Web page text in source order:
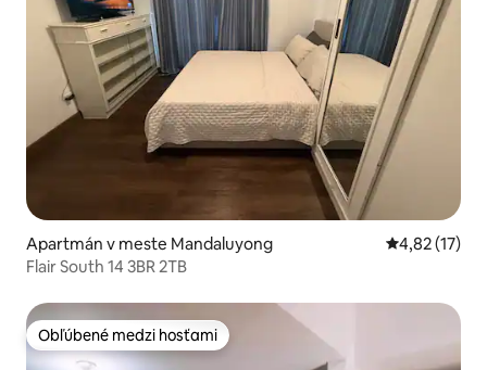
Apartmán v meste Mandaluyong Priemerné
4,82 (17)
Flair South 14 3BR 2TB
Obľúbené medzi hosťami
Obľúbené medzi hosťami